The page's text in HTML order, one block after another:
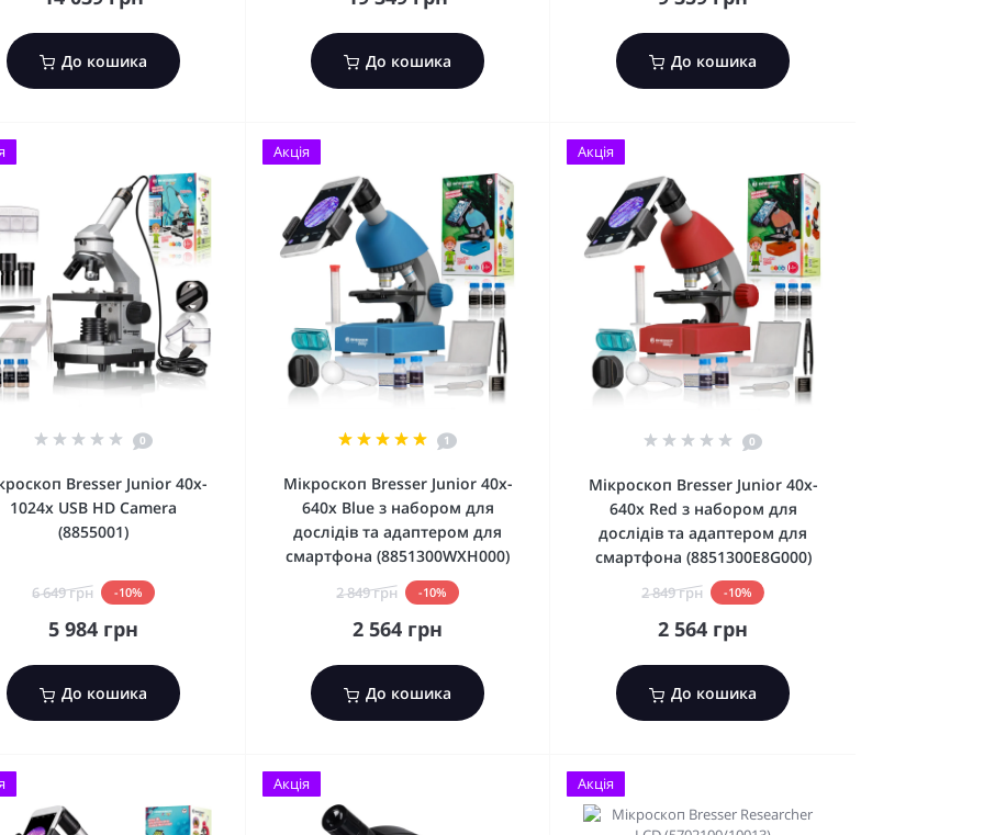
До кошика До кошика До кошика
0
Bresser Junior 40x-
1024x USB HD Camera
(8855001)
6 649 грн -10%
5 984 грн
До кошика
Акція
1
Мікроскоп Bresser Junior 40x-
640x Blue з набором для
дослідів та адаптером для
смартфона (8851300WXH000)
2 849 грн -10%
2 564 грн
До кошика
Акція
0
Мікроскоп Bresser Junior 40x-
640x Red з набором для
дослідів та адаптером для
смартфона (8851300E8G000)
2 849 грн -10%
2 564 грн
До кошика
Акція Акція